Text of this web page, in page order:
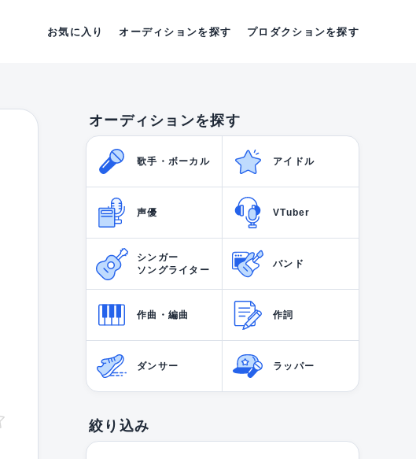
お気に入り オーディションを探す プロダクションを探す
オーディションを探す
歌手・ボーカル アイドル
声優 VTuber
シンガー
ソングライター
バンド
作曲・編曲 作詞
ダンサー ラッパー
絞り込み